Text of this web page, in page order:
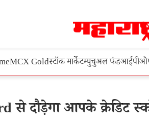
MCX Goldस्टॉक मार्केटम्युचुअल फंडआईपीओ
दौड़ेगा आपके क्रेडिट